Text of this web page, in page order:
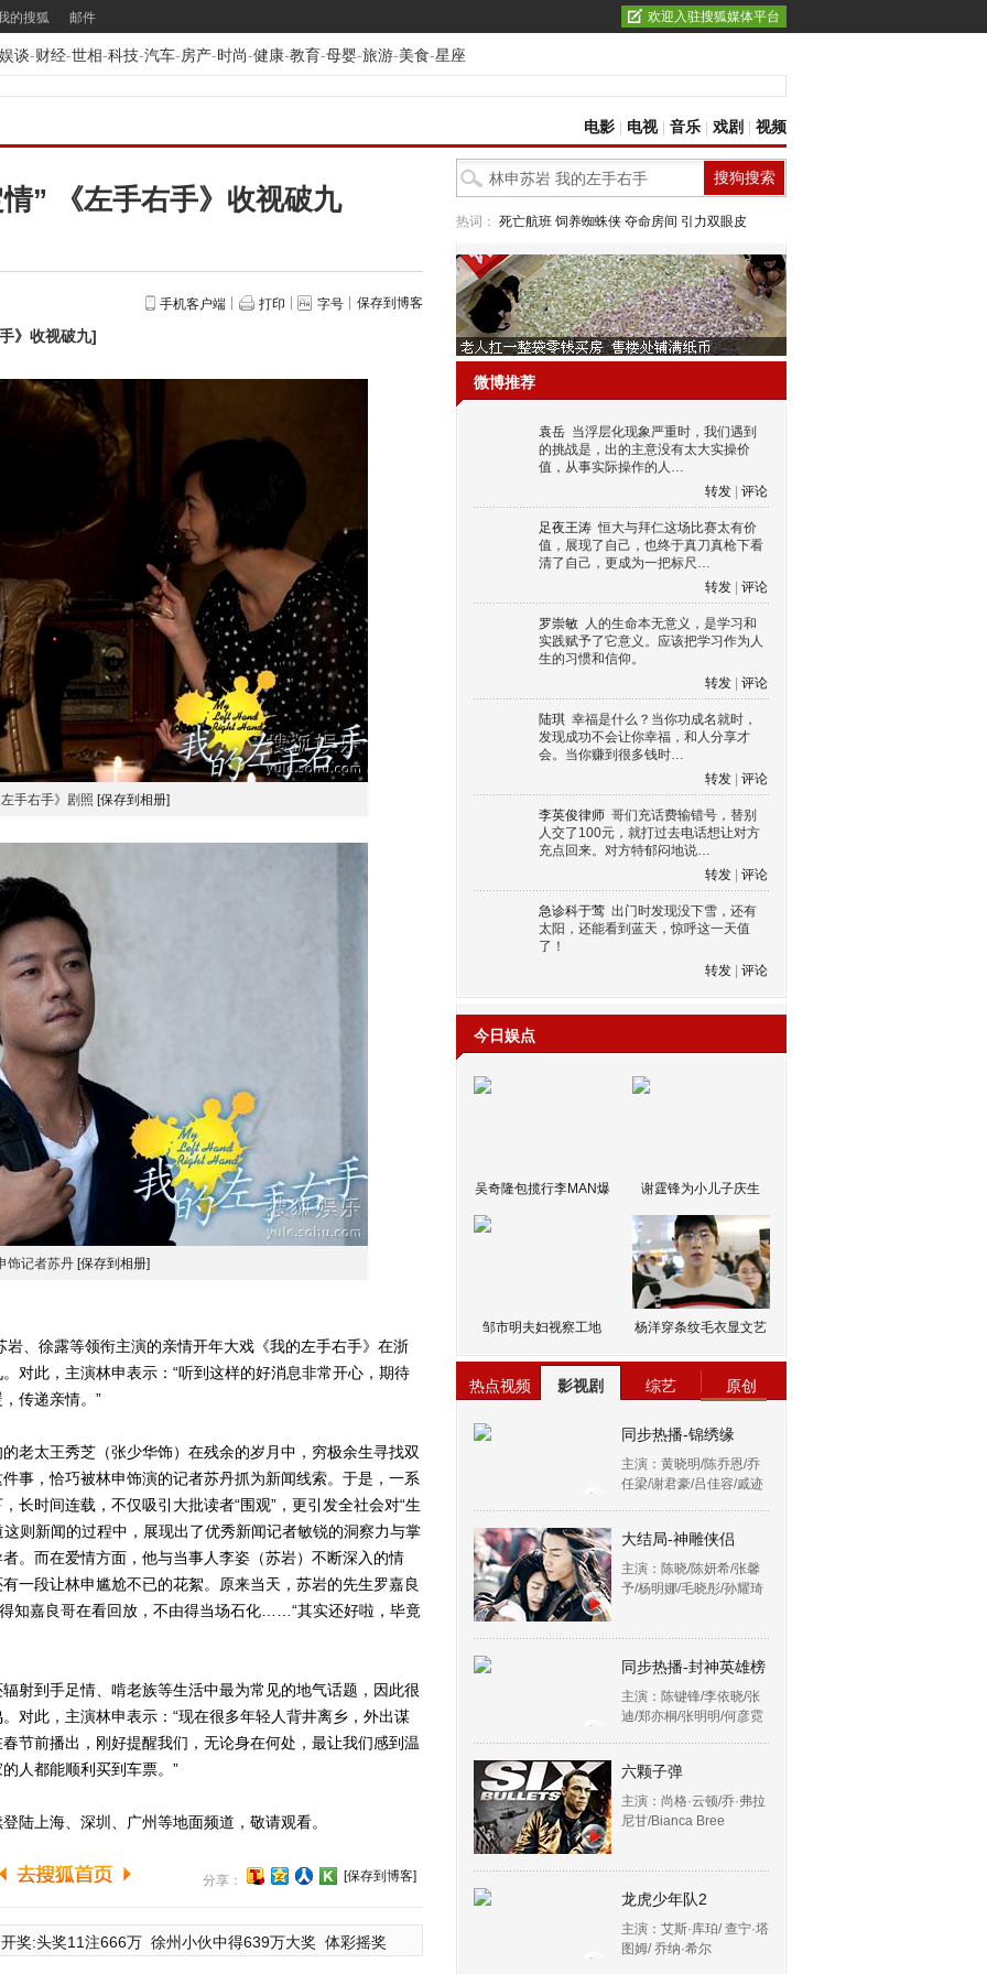
的搜狐 邮件 欢迎入驻搜狐媒体平台
娱谈-财经-世相-科技-汽车-房产-时尚-健康-教育-母婴-旅游-美食-星座
电影 电视| 音乐 戏剧 视频
” 《左手右手》收视破九
手机客户端 打印 字号 保存到博客
》收视破九]
手右手》剧照 [保存到相册]
饰记者苏丹 [保存到相册]
徐露等领衔主演的亲情开年大戏《我的左手右手》在浙
对此，主演林申表示：“听到这样的好消息非常开心，期待
传递亲情。”
太王秀芝（张少华饰）在残余的岁月中，穷极余生寻找双
事，恰巧被林申饰演的记者苏丹抓为新闻线索。于是，一系
长时间连载，不仅吸引大批读者“围观”，更引发全社会对“生
则新闻的过程中，展现出了优秀新闻记者敏锐的洞察力与掌
。而在爱情方面，他与当事人李姿（苏岩）不断深入的情
一段让林申尴尬不已的花絮。原来当天，苏岩的先生罗嘉良
知嘉良哥在看回放，不由得当场石化……“其实还好啦，毕竟
到手足情、啃老族等生活中最为常见的地气话题，因此很
对此，主演林申表示：“现在很多年轻人背井离乡，外出谋
节前播出，刚好提醒我们，无论身在何处，最让我们感到温
人都能顺利买到车票。”
上海、深圳、广州等地面频道，敬请观看。
分享： [保存到博客]
奖:头奖11注666万 徐州小伙中得639万大奖 体彩摇奖
热词： 死亡航班 饲养蜘蛛侠 夺命房间 引力双眼皮
微博推荐
袁岳 当浮层化现象严重时，我们遇到
的挑战是，出的主意没有太大实操价
值，从事实际操作的人…
转发
评论
足夜王涛 恒大与拜仁这场比赛太有价
值，展现了自己，也终于真刀真枪下看
清了自己，更成为一把标尺…
转发
评论
罗崇敏 人的生命本无意义，是学习和
实践赋予了它意义。应该把学习作为人
生的习惯和信仰。
转发
评论
陆琪 幸福是什么？当你功成名就时，
发现成功不会让你幸福，和人分享才
会。当你赚到很多钱时…
转发
评论
李英俊律师 哥们充话费输错号，替别
人交了100元，就打过去电话想让对方
充点回来。对方特郁闷地说…
转发
评论
急诊科于莺 出门时发现没下雪，还有
太阳，还能看到蓝天，惊呼这一天值
了！
转发
评论
今日娱点
吴奇隆包揽行李MAN爆 谢霆锋为小儿子庆生
邹市明夫妇视察工地 杨洋穿条纹毛衣显文艺
热点视频 影视剧 综艺 原创
同步热播-锦绣缘
主演：黄晓明/陈乔恩/乔
任梁/谢君豪/吕佳容/戚迹
大结局-神雕侠侣
主演：陈晓/陈妍希/张馨
予/杨明娜/毛晓彤/孙耀琦
同步热播-封神英雄榜
主演：陈键锋/李依晓/张
迪/郑亦桐/张明明/何彦霓
六颗子弹
主演：尚格·云顿/乔·弗拉
尼甘/Bianca Bree
龙虎少年队2
主演：艾斯·库珀/ 查宁·塔
图姆/ 乔纳·希尔